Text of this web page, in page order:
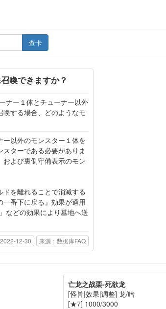
查卡
喚できますか？
ナー１体とチューナー以外
する場合、どのようなモ
以外のモンスター１体を
ターである必要がありま
よび裏側守備表示のモン
を離れることで消滅する
番下に戻る』効果が適用
」などの効果により墓地へ送
2022-12-30 来源：数据库FAQ
亡龙之战栗-死欲龙
[怪兽|效果|调整] 龙/暗
[★7] 1000/3000